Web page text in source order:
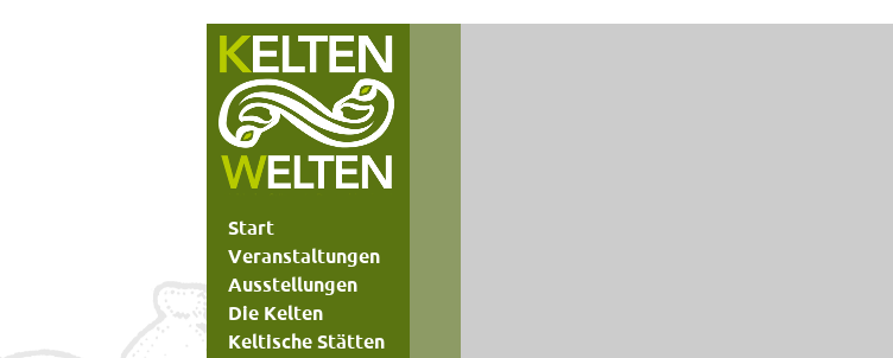
Start
Veranstaltungen
Ausstellungen
Die Kelten
Keltische Stätten